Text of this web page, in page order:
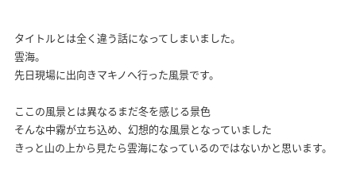
タイトルとは全く違う話になってしまいました。
雲海。
先日現場に出向きマキノへ行った風景です。
ここの風景とは異なるまだ冬を感じる景色
そんな中霧が立ち込め、幻想的な風景となっていました
きっと山の上から見たら雲海になっているのではないかと思います。